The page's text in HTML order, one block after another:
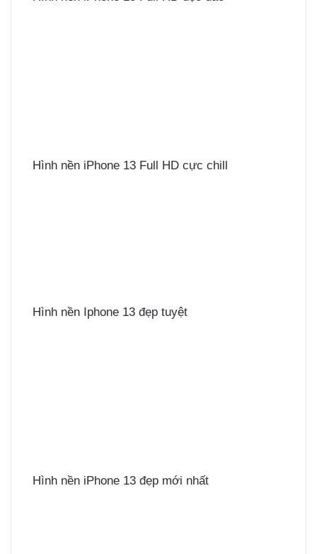
Hình nền iPhone 13 Full HD cực chill
Hình nền Iphone 13 đẹp tuyệt
Hình nền iPhone 13 đẹp mới nhất